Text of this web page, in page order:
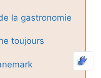
la gastronomie
toujours